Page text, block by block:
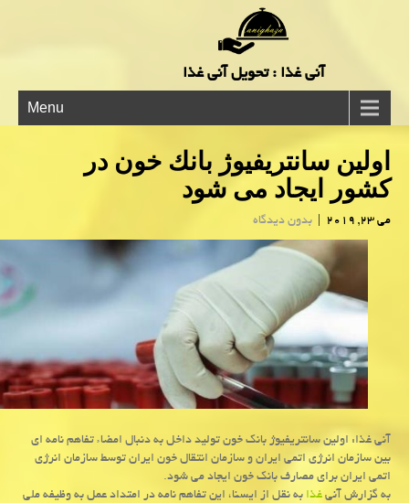
آنی غذا : تحویل آنی غذا
Menu
اولین سانتریفیوژ بانك خون در
كشور ایجاد می شود
می 23, 2019 | بدون دیدگاه
آنی غذا: اولین سانتریفیوژ بانك خون تولید داخل به دنبال امضاء تفاهم نامه ای
بین سازمان انرژی اتمی ایران و سازمان انتقال خون ایران توسط سازمان انرژی
اتمی ایران برای مصارف بانك خون ایجاد می شود.
به گزارش آنیغذابه نقل از ایسنا، این تفاهم نامه در امتداد عمل به وظیفه ملی